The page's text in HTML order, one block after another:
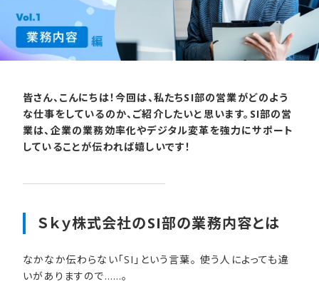
皆さん、こんにちは！今回は、私たちSI部の営業がどのよう
な仕事をしているのか、ご紹介したいと思います。SI部の営
業は、企業の業務効率化やデジタル変革を強力にサポート
していることが伝われば嬉しいです！
Ｓｋｙ株式会社の​SI部の​業務内容とは
なかなか伝わらない「SI」という言葉。 使う人によっても違
いがありますので……。